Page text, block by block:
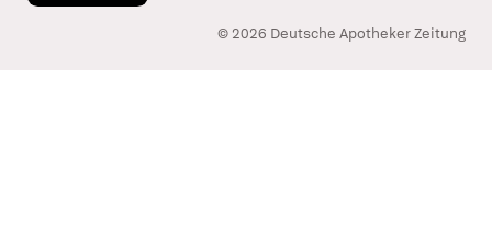
© 2026 Deutsche Apotheker Zeitung